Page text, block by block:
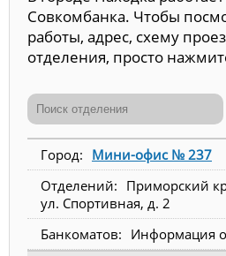
Совкомбанка. Чтобы
работы, адрес, схему
отделения, просто
Мини-офис № 237
Приморский
ул. Спортивная, д. 2
Информация